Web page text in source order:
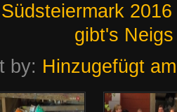
Südsteiermark 2016
gibt's Neigs
by: Hinzugefügt am